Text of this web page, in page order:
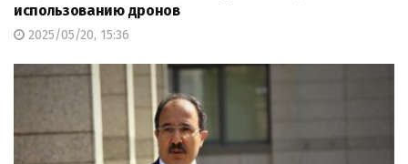
использованию дронов
2025/05/20, 15:36